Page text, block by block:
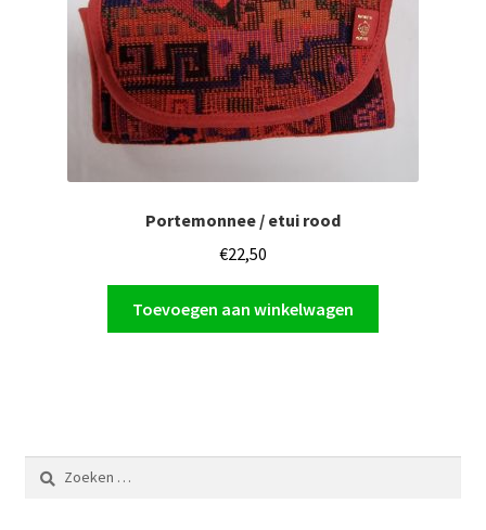
Portemonnee / etui rood
€22,50
Toevoegen aan winkelwagen
Zoeken
naar: